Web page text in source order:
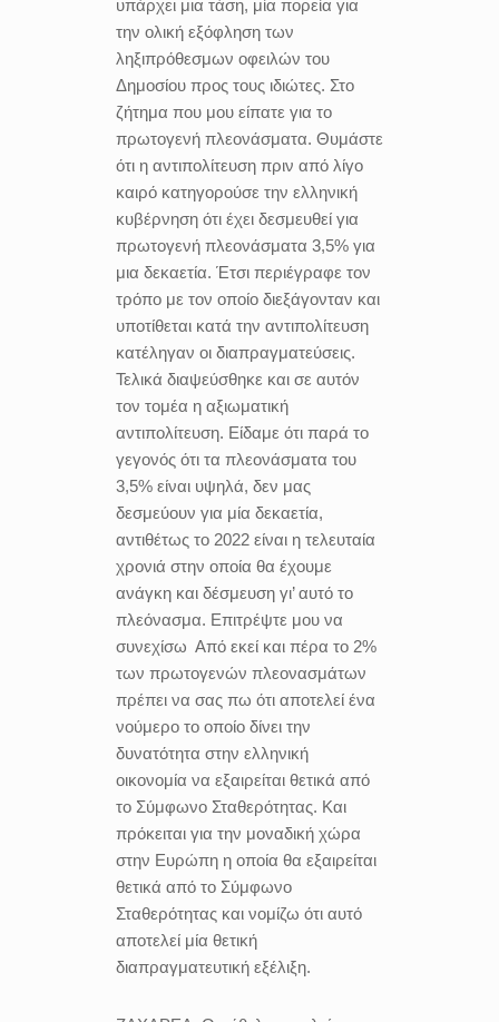
υπάρχει μια τάση, μία πορεία για
την ολική εξόφληση των
ληξιπρόθεσμων οφειλών του
Δημοσίου προς τους ιδιώτες. Στο
ζήτημα που μου είπατε για το
πρωτογενή πλεονάσματα. Θυμάστε
ότι η αντιπολίτευση πριν από λίγο
καιρό κατηγορούσε την ελληνική
κυβέρνηση ότι έχει δεσμευθεί για
πρωτογενή πλεονάσματα 3,5% για
μια δεκαετία. Έτσι περιέγραφε τον
τρόπο με τον οποίο διεξάγονταν και
υποτίθεται κατά την αντιπολίτευση
κατέληγαν οι διαπραγματεύσεις.
Τελικά διαψεύσθηκε και σε αυτόν
τον τομέα η αξιωματική
αντιπολίτευση. Είδαμε ότι παρά το
γεγονός ότι τα πλεονάσματα του
3,5% είναι υψηλά, δεν μας
δεσμεύουν για μία δεκαετία,
αντιθέτως το 2022 είναι η τελευταία
χρονιά στην οποία θα έχουμε
ανάγκη και δέσμευση γι’ αυτό το
πλεόνασμα. Επιτρέψτε μου να
συνεχίσω Από εκεί και πέρα το 2%
των πρωτογενών πλεονασμάτων
πρέπει να σας πω ότι αποτελεί ένα
νούμερο το οποίο δίνει την
δυνατότητα στην ελληνική
οικονομία να εξαιρείται θετικά από
το Σύμφωνο Σταθερότητας. Και
πρόκειται για την μοναδική χώρα
στην Ευρώπη η οποία θα εξαιρείται
θετικά από το Σύμφωνο
Σταθερότητας και νομίζω ότι αυτό
αποτελεί μία θετική
διαπραγματευτική εξέλιξη.